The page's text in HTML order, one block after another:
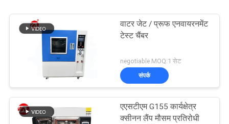
वाटर जेट / प्रूफ एनवायरनमेंट
टेस्ट चैंबर
negotiable MOQ:1 सेट
संपर्क
एएसटीएम G155 कार्यक्षेत्र
क्सीनन लैंप मौसम प्रतिरोधी